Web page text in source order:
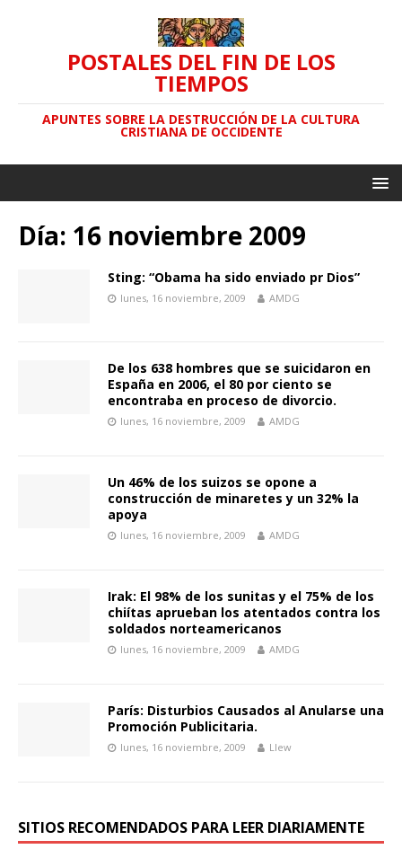
POSTALES DEL FIN DE LOS
TIEMPOS
APUNTES SOBRE LA DESTRUCCIÓN DE LA CULTURA
CRISTIANA DE OCCIDENTE
Día: 16 noviembre 2009
Sting: “Obama ha sido enviado pr Dios”
lunes, 16 noviembre, 2009 AMDG
De los 638 hombres que se suicidaron en
España en 2006, el 80 por ciento se
encontraba en proceso de divorcio.
lunes, 16 noviembre, 2009 AMDG
Un 46% de los suizos se opone a
construcción de minaretes y un 32% la
apoya
lunes, 16 noviembre, 2009 AMDG
Irak: El 98% de los sunitas y el 75% de los
chiítas aprueban los atentados contra los
soldados norteamericanos
lunes, 16 noviembre, 2009 AMDG
París: Disturbios Causados al Anularse una
Promoción Publicitaria.
lunes, 16 noviembre, 2009 Llew
SITIOS RECOMENDADOS PARA LEER DIARIAMENTE